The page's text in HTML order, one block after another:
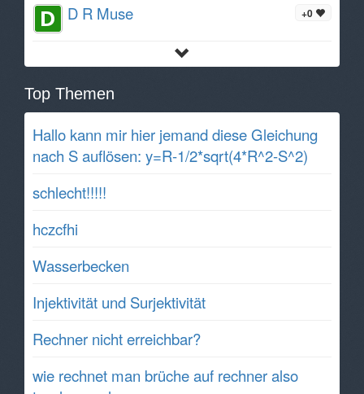
+0
D R Muse
Top Themen
Hallo kann mir hier jemand diese Gleichung
nach S auflösen: y=R-1/2*sqrt(4*R^2-S^2)
schlecht!!!!!
hczcfhi
Wasserbecken
Injektivität und Surjektivität
Rechner nicht erreichbar?
wie rechnet man brüche auf rechner also